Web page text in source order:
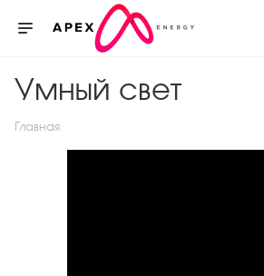
Умный свет
Главная